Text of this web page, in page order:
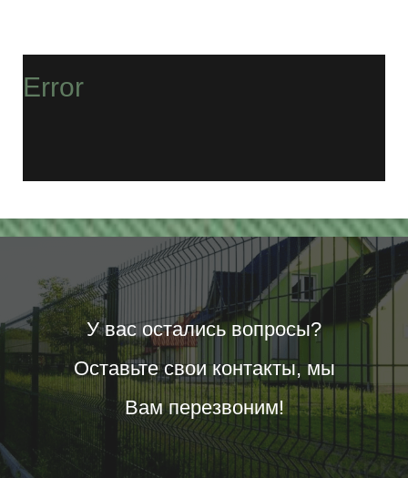
Error
У вас остались вопросы?
Оставьте свои контакты, мы
Вам перезвоним!